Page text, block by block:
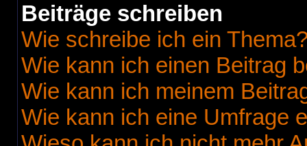
Beiträge schreiben
Wie schreibe ich ein
Wie kann ich einen Beitrag
Wie kann ich meinem
Wie kann ich eine Umfrage